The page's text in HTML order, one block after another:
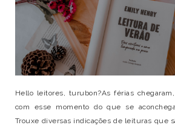
Hello leitores, turubon?As férias
com esse momento do que se
Trouxe diversas indicações de leituras que